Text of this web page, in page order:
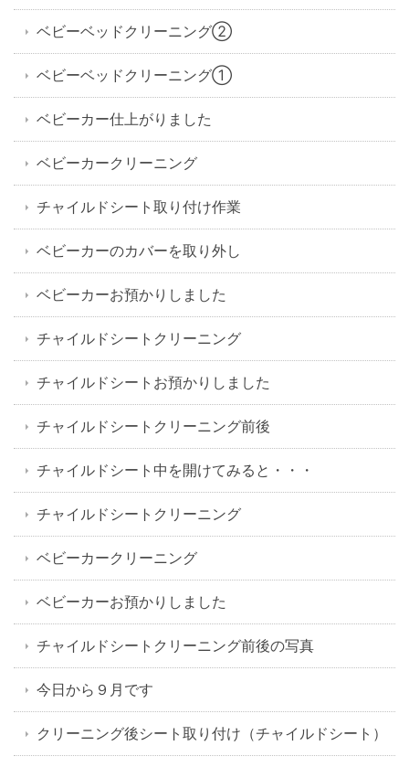
ベビーベッドクリーニング②
ベビーベッドクリーニング①
ベビーカー仕上がりました
ベビーカークリーニング
チャイルドシート取り付け作業
ベビーカーのカバーを取り外し
ベビーカーお預かりしました
チャイルドシートクリーニング
チャイルドシートお預かりしました
チャイルドシートクリーニング前後
チャイルドシート中を開けてみると・・・
チャイルドシートクリーニング
ベビーカークリーニング
ベビーカーお預かりしました
チャイルドシートクリーニング前後の写真
今日から９月です
クリーニング後シート取り付け（チャイルドシート）